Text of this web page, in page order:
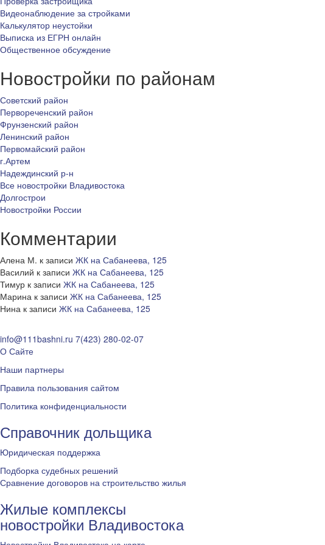
Видеонаблюдение за стройками
Калькулятор неустойки
Выписка из ЕГРН онлайн
Общественное обсуждение
Новостройки по районам
Советский район
Первореченский район
Фрунзенский район
Ленинский район
Первомайский район
г.Артем
Надеждинский р-н
Все новостройки Владивостока
Долгострои
Новостройки России
Комментарии
Алена М. к записи ЖК на Сабанеева, 125
Василий к записи ЖК на Сабанеева, 125
Тимур к записи ЖК на Сабанеева, 125
Марина к записи ЖК на Сабанеева, 125
Нина к записи ЖК на Сабанеева, 125
info@111bashni.ru 7(423) 280-02-07
О Сайте
Наши партнеры
Правила пользования сайтом
Политика конфиденциальности
Справочник дольщика
Юридическая поддержка
Подборка судебных решений
Сравнение договоров на строительство жилья
Жилые комплексы
новостройки Владивостока